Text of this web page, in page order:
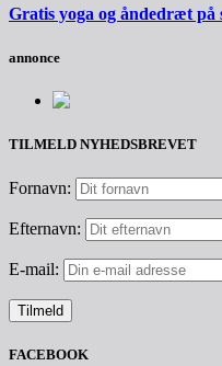
Gratis yoga og åndedræt på
annonce
TILMELD NYHEDSBREVET
Fornavn:
Efternavn:
E-mail:
FACEBOOK